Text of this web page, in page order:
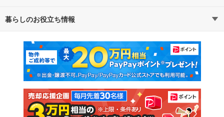
通勤・通学時間から探す
不動産・住宅
新築マンション 中古マンション
新築一戸建て 中古一戸建て
注文住宅 土地
暮らしのお役立ち情報
マンションカタログ 教えて！住まいの先生